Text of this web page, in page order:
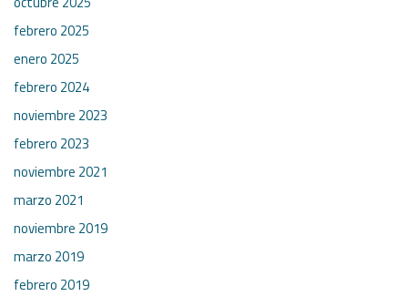
febrero 2025
enero 2025
febrero 2024
noviembre 2023
febrero 2023
noviembre 2021
marzo 2021
noviembre 2019
marzo 2019
febrero 2019